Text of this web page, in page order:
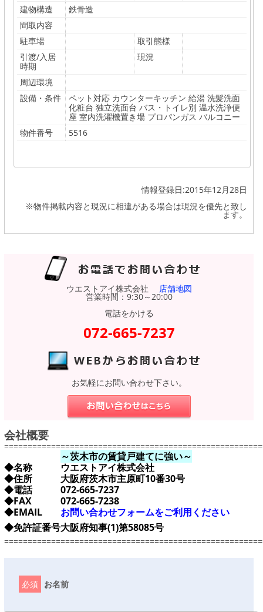
建物構造
鉄骨造
間取内容
駐車場
取引態様
引渡/入居
時期
現況
周辺環境
設備・条件
ペット対応 カウンターキッチン 給湯 洗髪洗面
化粧台 独立洗面台 バス・トイレ別 温水洗浄便
座 室内洗濯機置き場 プロパンガス バルコニー
物件番号
5516
情報登録日:2015年12月28日
※物件掲載内容と現況に相違がある場合は現況を優先と致し
ます。
ウエストアイ株式会社 店舗地図
営業時間：9:30～20:00
電話をかける
072-665-7237
お気軽にお問い合わせ下さい。
会社概要
～茨木市の賃貸戸建てに強い～
◆名称
ウエストアイ株式会社
◆住所
大阪府茨木市主原町10番30号
◆電話
072-665-7237
◆FAX
072-665-7238
◆EMAIL
お問い合わせフォームをご利用ください
◆免許証番号大阪府知事(1)第58085号
必須 お名前